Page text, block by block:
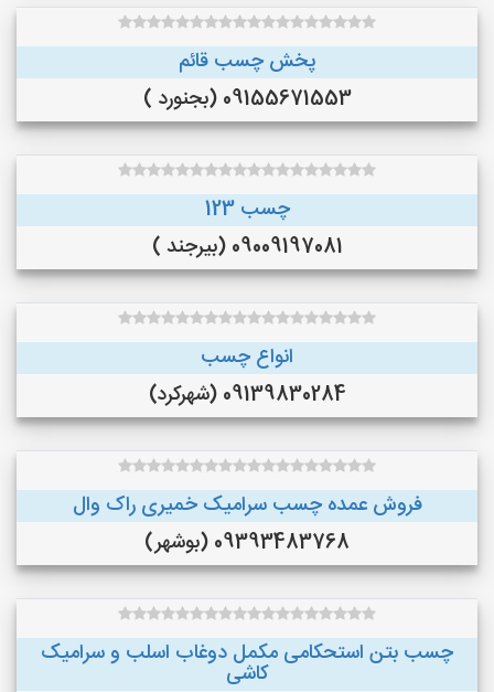
پخش چسب قائم
09155671553 (بجنورد )
چسب 123
09009197081 (بیرجند )
انواع چسب
09139830284 (شهرکرد)
فروش عمده چسب سرامیک خمیری راک وال
09393483768 (بوشهر)
چسب بتن استحکامی مکمل دوغاب اسلب و سرامیک
کاشی